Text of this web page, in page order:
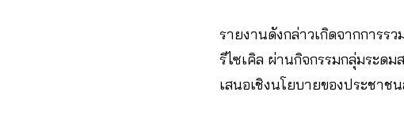
รายงานดังกล่าวเกิดจากการร
รีไซเคิล ผ่านกิจกรรมกลุ่มระดม
เสนอเชิงนโยบายของประชาช